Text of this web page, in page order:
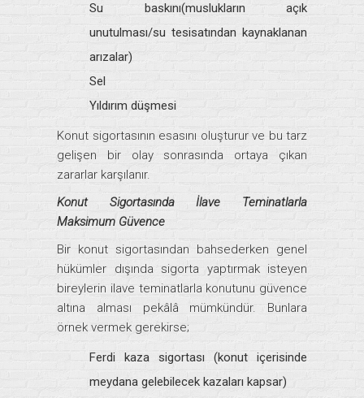
Su baskını(muslukların açık
unutulması/su tesisatından kaynaklanan
arızalar)
Sel
Yıldırım düşmesi
Konut sigortasının esasını oluşturur ve bu tarz
gelişen bir olay sonrasında ortaya çıkan
zararlar karşılanır.
Konut Sigortasında İlave Teminatlarla
Maksimum Güvence
Bir konut sigortasından bahsederken genel
hükümler dışında sigorta yaptırmak isteyen
bireylerin ilave teminatlarla konutunu güvence
altına alması pekâlâ mümkündür. Bunlara
örnek vermek gerekirse;
Ferdi kaza sigortası (konut içerisinde
meydana gelebilecek kazaları kapsar)